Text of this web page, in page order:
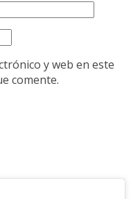
y web en este
comente.